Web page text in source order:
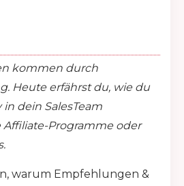
kommen durch
Heute erfährst du, wie du
dein SalesTeam
Programme oder
warum Empfehlungen &